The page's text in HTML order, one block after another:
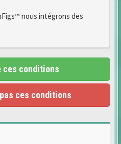
nous intégrons des
ces conditions
ces conditions